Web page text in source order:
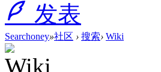
发表
Searchoney»社区 › 搜索› Wiki